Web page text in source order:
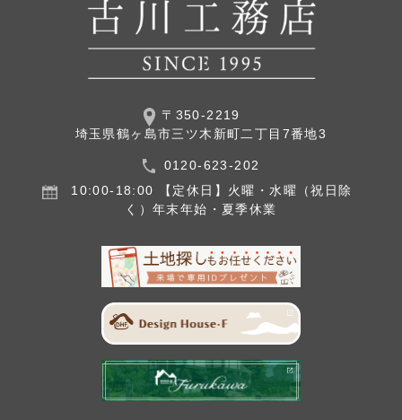
〒350-2219
埼玉県鶴ヶ島市三ツ木新町二丁目7番地3
0120-623-202
10:00-18:00
【定休日】火曜・水曜（祝日除
く）年末年始・夏季休業